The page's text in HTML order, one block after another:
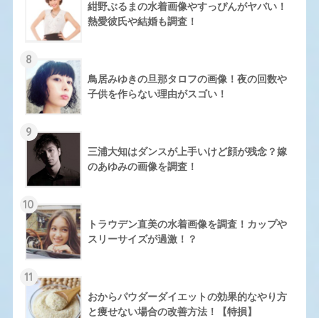
紺野ぶるまの水着画像やすっぴんがヤバい！
熱愛彼氏や結婚も調査！
8
鳥居みゆきの旦那タロフの画像！夜の回数や
子供を作らない理由がスゴい！
9
三浦大知はダンスが上手いけど顔が残念？嫁
のあゆみの画像を調査！
10
トラウデン直美の水着画像を調査！カップや
スリーサイズが過激！？
11
おからパウダーダイエットの効果的なやり方
と痩せない場合の改善方法！【特損】